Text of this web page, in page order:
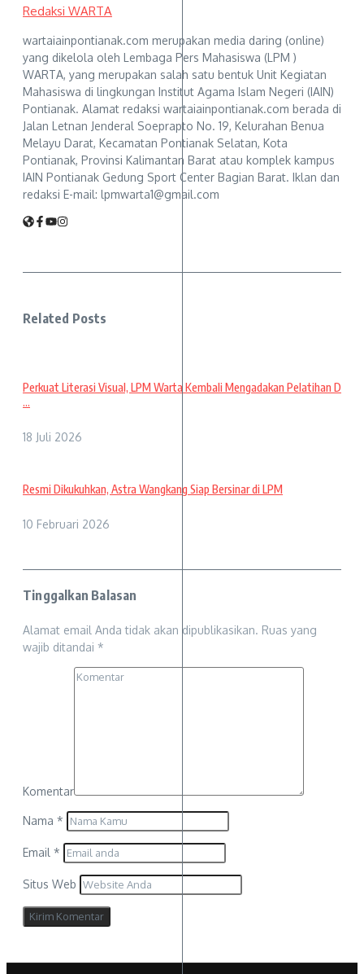
Redaksi WARTA
wartaiainpontianak.com merupakan media daring (online)
yang dikelola oleh Lembaga Pers Mahasiswa (LPM )
WARTA, yang merupakan salah satu bentuk Unit Kegiatan
Mahasiswa di lingkungan Institut Agama Islam Negeri (IAIN)
Pontianak. Alamat redaksi wartaiainpontianak.com berada di
Jalan Letnan Jenderal Soeprapto No. 19, Kelurahan Benua
Melayu Darat, Kecamatan Pontianak Selatan, Kota
Pontianak, Provinsi Kalimantan Barat atau komplek kampus
IAIN Pontianak Gedung Sport Center Bagian Barat. Iklan dan
redaksi E-mail: lpmwarta1@gmail.com
Related Posts
Perkuat Literasi Visual, LPM Warta Kembali Mengadakan Pelatihan D
...
18 Juli 2026
Resmi Dikukuhkan, Astra Wangkang Siap Bersinar di LPM
10 Februari 2026
Tinggalkan Balasan
Alamat email Anda tidak akan dipublikasikan. Ruas yang
wajib ditandai *
Komentar
Nama *
Email *
Situs Web